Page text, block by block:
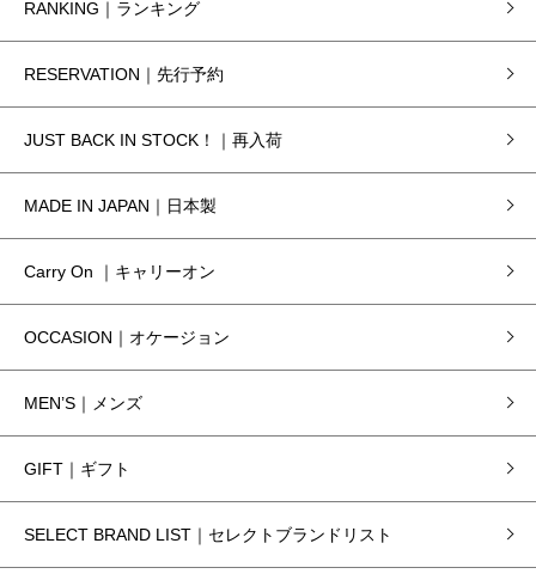
RANKING｜ランキング
RESERVATION｜先行予約
JUST BACK IN STOCK！｜再入荷
MADE IN JAPAN｜日本製
Carry On ｜キャリーオン
OCCASION｜オケージョン
MEN’S｜メンズ
GIFT｜ギフト
SELECT BRAND LIST｜セレクトブランドリスト